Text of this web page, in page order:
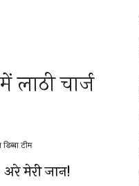
चार्ज
टीम
मेरी जान!